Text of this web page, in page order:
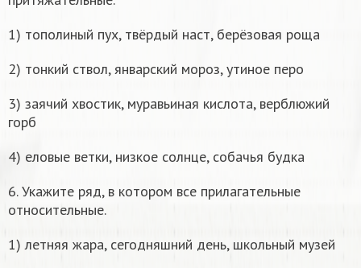
1) тополиный пух, твёрдый наст, берёзовая роща
2) тонкий ствол, январский мороз, утиное перо
3) заячий хвостик, муравьиная кислота, верблюжий
горб
4) еловые ветки, низкое солнце, собачья будка
6. Укажите ряд, в котором все прилагательные
относительные.
1) летняя жара, сегодняшний день, школьный музей